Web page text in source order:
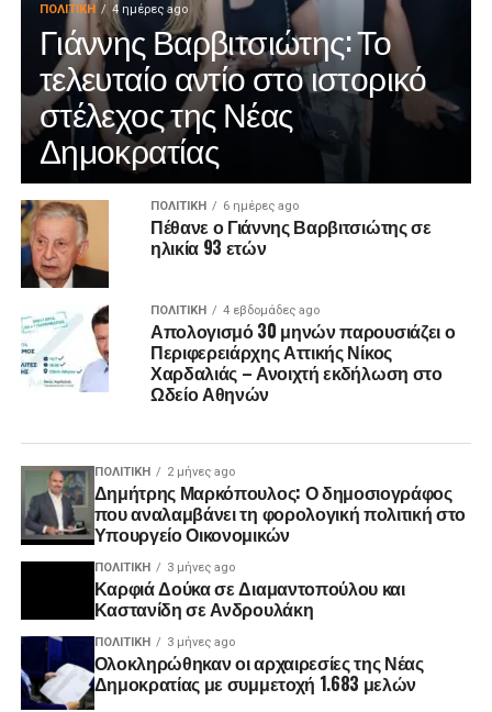
ΠΟΛΙΤΙΚΉ 4 ημέρες ago
Γιάννης Βαρβιτσιώτης: Το
τελευταίο αντίο στο ιστορικό
στέλεχος της Νέας
Δημοκρατίας
ΠΟΛΙΤΙΚΉ 6 ημέρες ago
Πέθανε ο Γιάννης Βαρβιτσιώτης σε
ηλικία 93 ετών
ΠΟΛΙΤΙΚΉ 4 εβδομάδες ago
Απολογισμό 30 μηνών παρουσιάζει ο
Περιφερειάρχης Αττικής Νίκος
Χαρδαλιάς – Ανοιχτή εκδήλωση στο
Ωδείο Αθηνών
ΠΟΛΙΤΙΚΉ 2 μήνες ago
Δημήτρης Μαρκόπουλος: Ο δημοσιογράφος
που αναλαμβάνει τη φορολογική πολιτική στο
Υπουργείο Οικονομικών
ΠΟΛΙΤΙΚΉ 3 μήνες ago
Καρφιά Δούκα σε Διαμαντοπούλου και
Καστανίδη σε Ανδρουλάκη
ΠΟΛΙΤΙΚΉ 3 μήνες ago
Ολοκληρώθηκαν οι αρχαιρεσίες της Νέας
Δημοκρατίας με συμμετοχή 1.683 μελών